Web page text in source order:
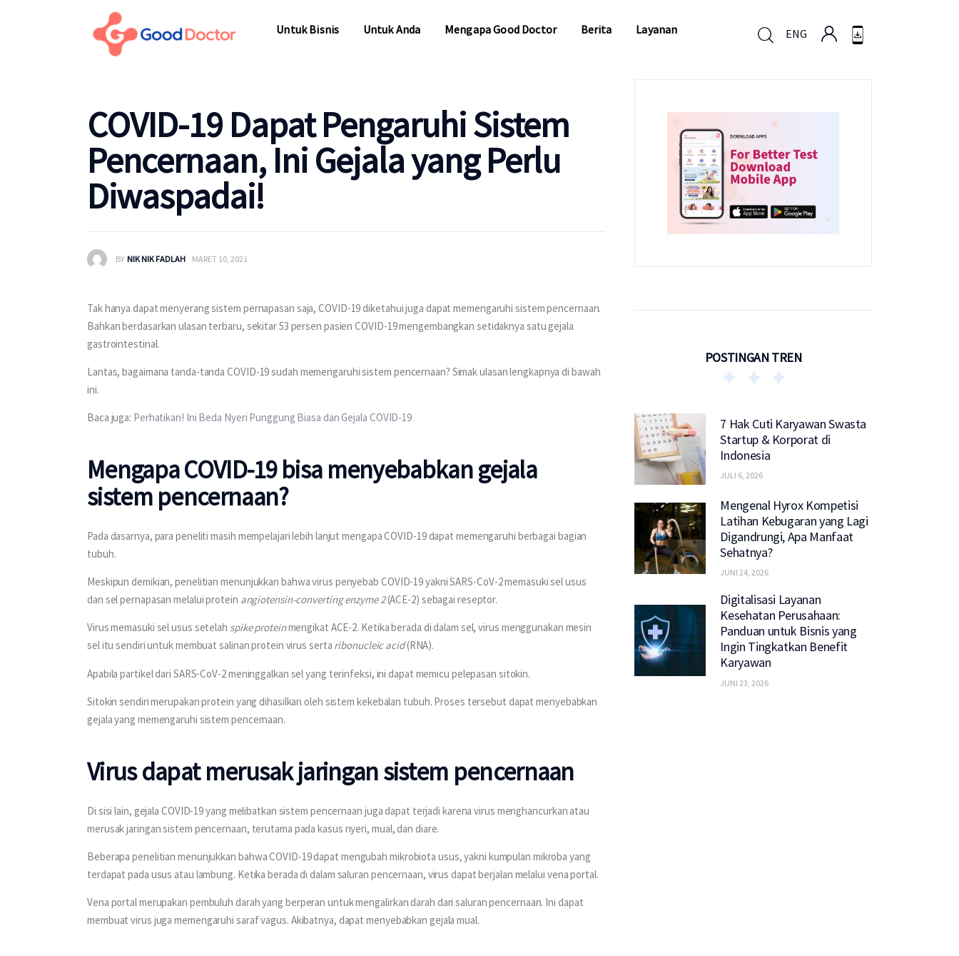
Untuk Bisnis Untuk Anda Mengapa Good Doctor Berita Layanan ENG
COVID-19 Dapat Pengaruhi Sistem
Pencernaan, Ini Gejala yang Perlu
Diwaspadai!
BY NIK NIK FADLAH MARET 10, 2021
Tak hanya dapat menyerang sistem pernapasan saja, COVID-19 diketahui juga dapat memengaruhi sistem pencernaan.
Bahkan berdasarkan ulasan terbaru, sekitar 53 persen pasien COVID-19 mengembangkan setidaknya satu gejala
gastrointestinal.
Lantas, bagaimana tanda-tanda COVID-19 sudah memengaruhi sistem pencernaan? Simak ulasan lengkapnya di bawah
ini.
Baca juga: Perhatikan! Ini Beda Nyeri Punggung Biasa dan Gejala COVID-19
Mengapa COVID-19 bisa menyebabkan gejala
sistem pencernaan?
Pada dasarnya, para peneliti masih mempelajari lebih lanjut mengapa COVID-19 dapat memengaruhi berbagai bagian
tubuh.
Meskipun demikian, penelitian menunjukkan bahwa virus penyebab COVID-19 yakni SARS-CoV-2 memasuki sel usus
dan sel pernapasan melalui protein angiotensin-converting enzyme 2 (ACE-2) sebagai reseptor.
Virus memasuki sel usus setelah spike protein mengikat ACE-2. Ketika berada di dalam sel, virus menggunakan mesin
sel itu sendiri untuk membuat salinan protein virus serta ribonucleic acid (RNA).
Apabila partikel dari SARS-CoV-2 meninggalkan sel yang terinfeksi, ini dapat memicu pelepasan sitokin.
Sitokin sendiri merupakan protein yang dihasilkan oleh sistem kekebalan tubuh. Proses tersebut dapat menyebabkan
gejala yang memengaruhi sistem pencernaan.
Virus dapat merusak jaringan sistem pencernaan
Di sisi lain, gejala COVID-19 yang melibatkan sistem pencernaan juga dapat terjadi karena virus menghancurkan atau
merusak jaringan sistem pencernaan, terutama pada kasus nyeri, mual, dan diare.
Beberapa penelitian menunjukkan bahwa COVID-19 dapat mengubah mikrobiota usus, yakni kumpulan mikroba yang
terdapat pada usus atau lambung. Ketika berada di dalam saluran pencernaan, virus dapat berjalan melalui vena portal.
Vena portal merupakan pembuluh darah yang berperan untuk mengalirkan darah dari saluran pencernaan. Ini dapat
membuat virus juga memengaruhi saraf vagus. Akibatnya, dapat menyebabkan gejala mual.
POSTINGAN TREN
7 Hak Cuti Karyawan Swasta
Startup & Korporat di
Indonesia
JULI 6, 2026
Mengenal Hyrox Kompetisi
Latihan Kebugaran yang Lagi
Digandrungi, Apa Manfaat
Sehatnya?
JUNI 24, 2026
Digitalisasi Layanan
Kesehatan Perusahaan:
Panduan untuk Bisnis yang
Ingin Tingkatkan Benefit
Karyawan
JUNI 23, 2026